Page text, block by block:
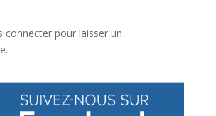
connecter pour laisser un